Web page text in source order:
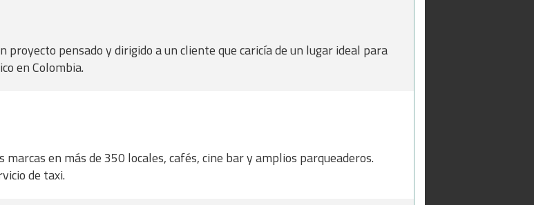
pensado y dirigido a un cliente que caricía de un lugar ideal para
en Colombia.
en más de 350 locales, cafés, cine bar y amplios parqueaderos.
de taxi.